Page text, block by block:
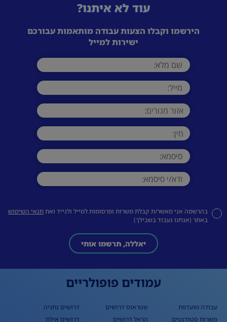
עוד לא איתנו?
הירשמו וקבלו הצעות עבודה מותאמות עבורכם
ישירות למייל
בהרשמה אני מאשר/ת קבלת משרות ופרסומות למייל ולנייד ואתתנאי השימוש
באתר (אנחנו נעבוד בשבילך)
יאללה, תרשמו אותי
עמודים פופולריים
עבודה מועדפת
משרות סטודנטים
שטראוס דרושים
הראל דרושים
דרושים נתניה
דרושים אילת